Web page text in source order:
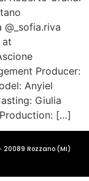
@_sofia.riva
at
Producer:
Anyiel
Giulia
[…]
20089 Rozzano (MI)